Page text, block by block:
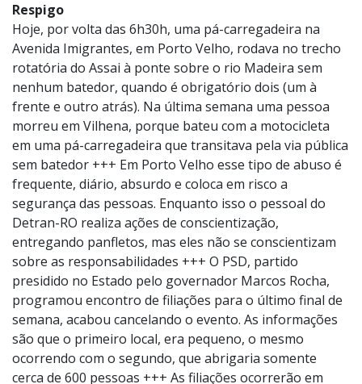
Respigo
Hoje, por volta das 6h30h, uma pá-carregadeira na
Avenida Imigrantes, em Porto Velho, rodava no trecho
rotatória do Assai à ponte sobre o rio Madeira sem
nenhum batedor, quando é obrigatório dois (um à
frente e outro atrás). Na última semana uma pessoa
morreu em Vilhena, porque bateu com a motocicleta
em uma pá-carregadeira que transitava pela via pública
sem batedor +++ Em Porto Velho esse tipo de abuso é
frequente, diário, absurdo e coloca em risco a
segurança das pessoas. Enquanto isso o pessoal do
Detran-RO realiza ações de conscientização,
entregando panfletos, mas eles não se conscientizam
sobre as responsabilidades +++ O PSD, partido
presidido no Estado pelo governador Marcos Rocha,
programou encontro de filiações para o último final de
semana, acabou cancelando o evento. As informações
são que o primeiro local, era pequeno, o mesmo
ocorrendo com o segundo, que abrigaria somente
cerca de 600 pessoas +++ As filiações ocorrerão em